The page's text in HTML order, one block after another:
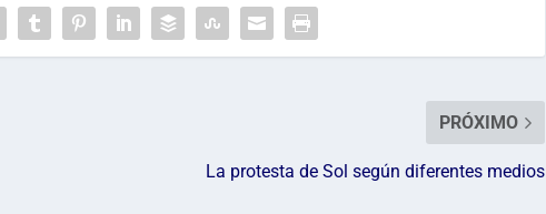
PRÓXIMO
La protesta de Sol según diferentes medios